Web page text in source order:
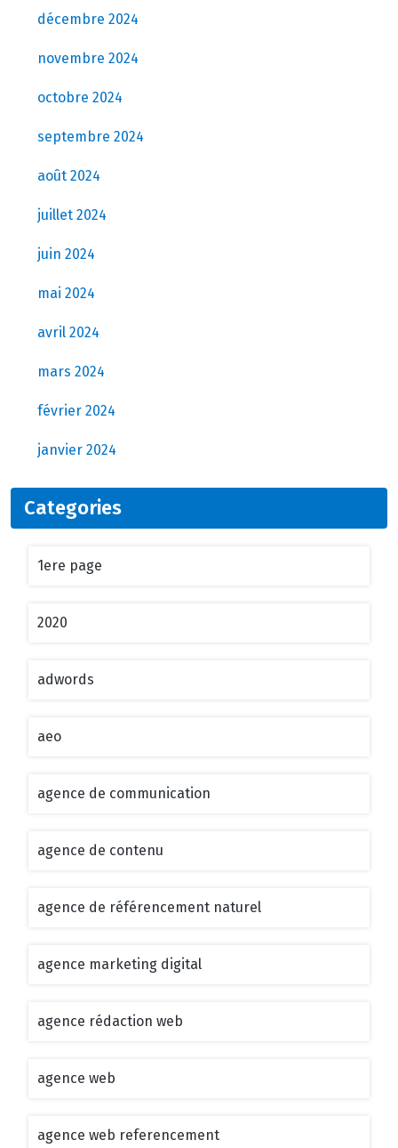
décembre 2024
novembre 2024
octobre 2024
septembre 2024
août 2024
juillet 2024
juin 2024
mai 2024
avril 2024
mars 2024
février 2024
janvier 2024
Categories
1ere page
2020
adwords
aeo
agence de communication
agence de contenu
agence de référencement naturel
agence marketing digital
agence rédaction web
agence web
agence web referencement